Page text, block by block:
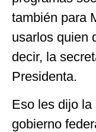
también para
usarlos quien
decir, la
Presidenta.
Eso les dijo la
gobierno